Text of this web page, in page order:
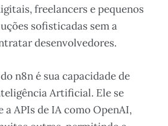
freelancers e pequenos
sofisticadas sem a
desenvolvedores.
n8n é sua capacidade de
Artificial. Ele se
APIs de IA como OpenAI,